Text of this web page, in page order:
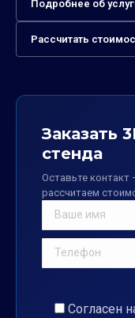
Подробнее об
Рассчитать
Заказать
стенда
Оставьте контакт
рассчитаем
Согласен